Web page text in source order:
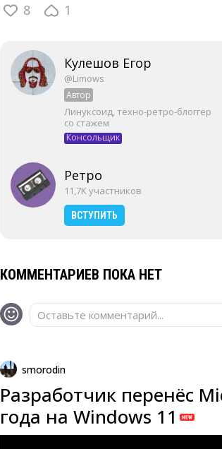
8 1
Кулешов Егор
@Limows
Автор
Линуксоид, техно-ретро-блоггер
со стажем
Консольщик
Ретро
11,7K участников
ВСТУПИТЬ
КОММЕНТАРИЕВ ПОКА НЕТ
Оставьте комментарий...
smorodin
Разработчик перенёс
года на Windows 11